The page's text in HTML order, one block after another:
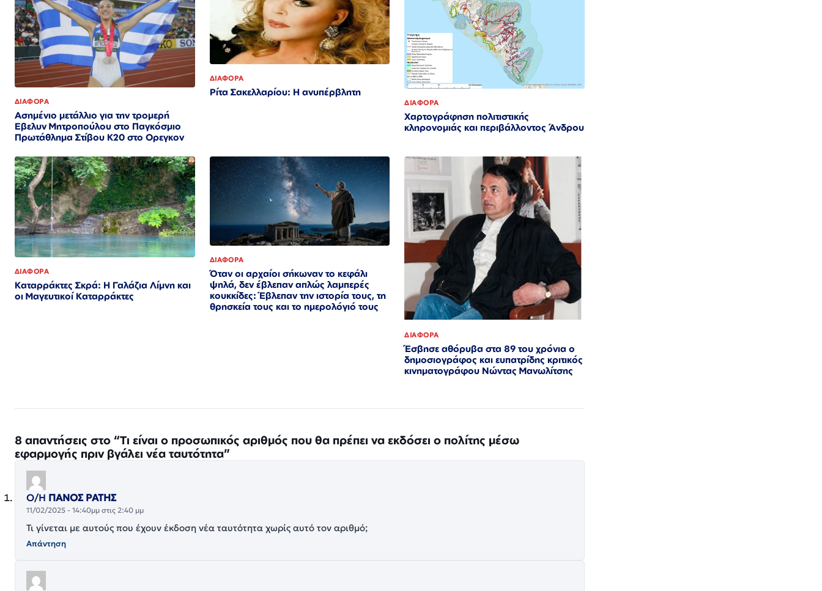
ΔΙΑΦΟΡΑ
Ασημένιο μετάλλιο για την τρομερή
Εβελυν Μητροπούλου στο Παγκόσμιο
Πρωτάθλημα Στίβου Κ20 στο Ορεγκον
ΔΙΑΦΟΡΑ
Ρίτα Σακελλαρίου: Η ανυπέρβλητη
ΔΙΑΦΟΡΑ
Χαρτογράφηση πολιτιστικής
κληρονομιάς και περιβάλλοντος Άνδρου
ΔΙΑΦΟΡΑ
Καταρράκτες Σκρά: Η Γαλάζια Λίμνη και
οι Μαγευτικοί Καταρράκτες
ΔΙΑΦΟΡΑ
Όταν οι αρχαίοι σήκωναν το κεφάλι
ψηλά, δεν έβλεπαν απλώς λαμπερές
κουκκίδες: Έβλεπαν την ιστορία τους, τη
θρησκεία τους και το ημερολόγιό τους
ΔΙΑΦΟΡΑ
Έσβησε αθόρυβα στα 89 του χρόνια ο
δημοσιογράφος και ευπατρίδης κριτικός
κινηματογράφου Νώντας Μανωλίτσης
8 απαντήσεις στο “Τι είναι ο προσωπικός αριθμός που θα πρέπει να εκδόσει ο πολίτης μέσω
εφαρμογής πριν βγάλει νέα ταυτότητα”
Ο/Η ΠΑΝΟΣ ΡΑΤΗΣ
11/02/2025 - 14:40μμ στις 2:40 μμ
Τι γίνεται με αυτούς που έχουν έκδοση νέα ταυτότητα χωρίς αυτό τον αριθμό;
Απάντηση